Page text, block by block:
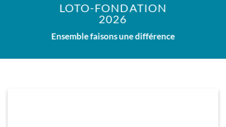
LOTO-FONDATION
2026
Ensemble faisons une différence